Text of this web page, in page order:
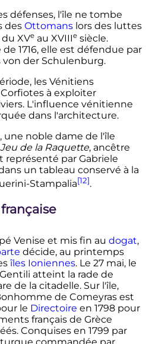
défenses, l'île ne tombe
des Ottomanslors des luttes
du XVe au XVIIIe siècle.
1716, elle est défendue par
der Schulenburg.
les Vénitiens
à exploiter
L'influence vénitienne
dans l'architecture.
une noble dame de l'île
Jeu de la Raquette, ancêtre
représenté par Gabriele
un tableau conservé à la
Stampalia[12].
Venise et mis fin au dogat,
décide, au printemps
îles Ioniennes. Le 27 mai, le
atteint la rade de
de la citadelle. Sur l'île,
de Comeyras est
le Directoire en 1798 pour
français de Grèce
Conquises en 1799 par